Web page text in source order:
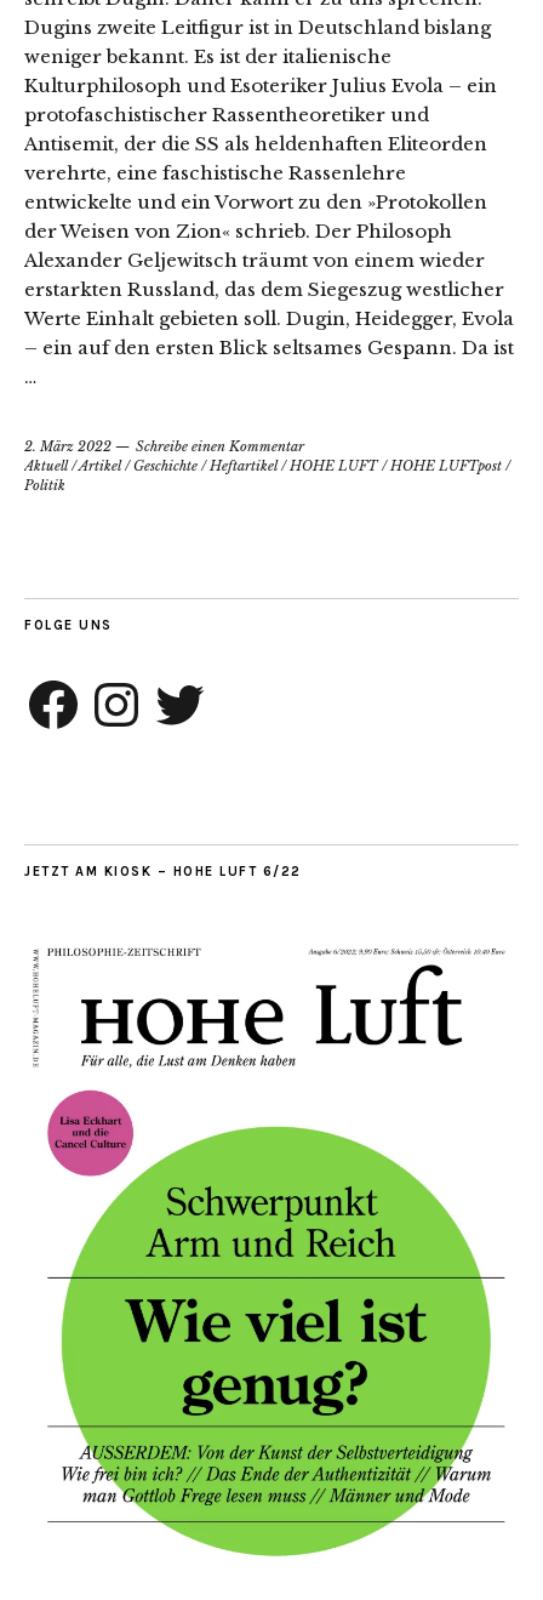
Dugins zweite Leitfigur ist in Deutschland bislang
weniger bekannt. Es ist der italienische
Kulturphilosoph und Esoteriker Julius Evola – ein
protofaschistischer Rassentheoretiker und
Antisemit, der die SS als heldenhaften Eliteorden
verehrte, eine faschistische Rassenlehre
entwickelte und ein Vorwort zu den »Protokollen
der Weisen von Zion« schrieb. Der Philosoph
Alexander Geljewitsch träumt von einem wieder
erstarkten Russland, das dem Siegeszug westlicher
Werte Einhalt gebieten soll. Dugin, Heidegger, Evola
– ein auf den ersten Blick seltsames Gespann. Da ist
…
2. März 2022
Schreibe einen Kommentar
Aktuell/Artikel/Geschichte /Heftartikel/HOHE LUFT/HOHE LUFTpost /
Politik
FOLGE UNS
Facebook InstagramTwitter
JETZT AM KIOSK – HOHE LUFT 6/22